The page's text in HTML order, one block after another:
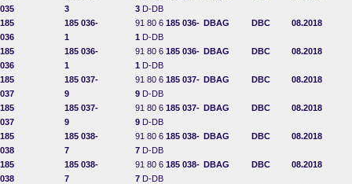
035
3
3 D-DB
185
036
185 036-
1
91 80 6 185 036-
1 D-DB
DBAG DBC 08.2018
185
036
185 036-
1
91 80 6 185 036-
1 D-DB
DBAG DBC 08.2018
185
037
185 037-
9
91 80 6 185 037-
9 D-DB
DBAG DBC 08.2018
185
037
185 037-
9
91 80 6 185 037-
9 D-DB
DBAG DBC 08.2018
185
038
185 038-
7
91 80 6 185 038-
7 D-DB
DBAG DBC 08.2018
185
038
185 038-
7
91 80 6 185 038-
7 D-DB
DBAG DBC 08.2018